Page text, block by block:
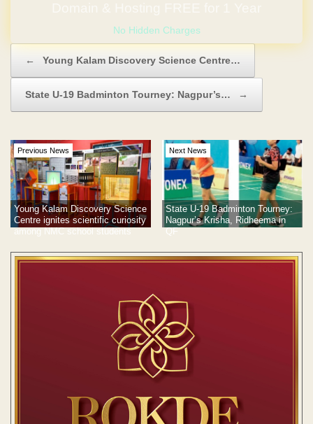
No Hidden Charges
← Young Kalam Discovery Science Centre…
State U-19 Badminton Tourney: Nagpur’s… →
Previous News
Young Kalam Discovery Science
Centre ignites scientific curiosity
among NMC school students
Next News
State U-19 Badminton Tourney:
Nagpur’s Krisha, Ridheema in
QF